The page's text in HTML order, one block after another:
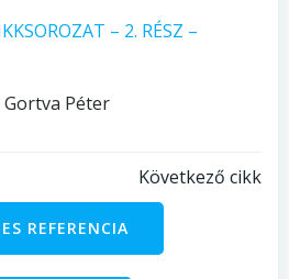
– 2. RÉSZ –
Gortva Péter
Bejegyzés
navigáció
Következő cikk
REFERENCIA